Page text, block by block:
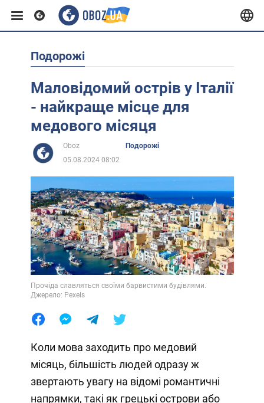
Європа
Африка
Життя
Лайфхаки
Подорожі
Маловідомий острів у Італії
- найкраще місце для
медового місяця
Oboz
Подорожі
05.08.2024 08:02
Прочіда славляться своїми барвистими будівлями.
Джерело: Pexels
Коли мова заходить про медовий
місяць, більшість людей одразу ж
звертають увагу на відомі романтичні
напрямки, такі як грецькі острови або